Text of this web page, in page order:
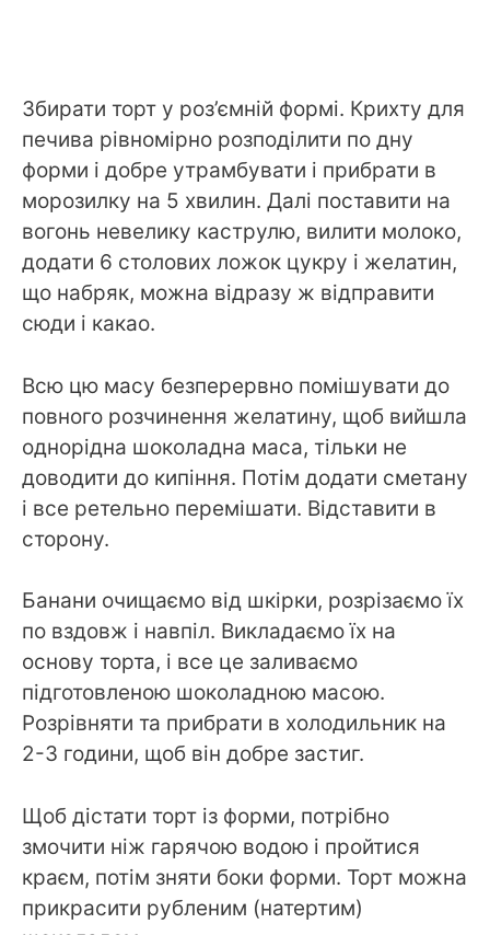
Збирати торт у роз’ємній формі. Крихту для
печива рівномірно розподілити по дну
форми і добре утрамбувати і прибрати в
морозилку на 5 хвилин. Далі поставити на
вогонь невелику каструлю, вилити молоко,
додати 6 столових ложок цукру і желатин,
що набряк, можна відразу ж відправити
сюди і какао.
Всю цю масу безперервно помішувати до
повного розчинення желатину, щоб вийшла
однорідна шоколадна маса, тільки не
доводити до кипіння. Потім додати сметану
і все ретельно перемішати. Відставити в
сторону.
Банани очищаємо від шкірки, розрізаємо їх
по вздовж і навпіл. Викладаємо їх на
основу торта, і все це заливаємо
підготовленою шоколадною масою.
Розрівняти та прибрати в холодильник на
2-3 години, щоб він добре застиг.
Щоб дістати торт із форми, потрібно
змочити ніж гарячою водою і пройтися
краєм, потім зняти боки форми. Торт можна
прикрасити рубленим (натертим)